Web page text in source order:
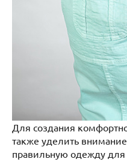
Для создания
также уделить
правильную одежду для